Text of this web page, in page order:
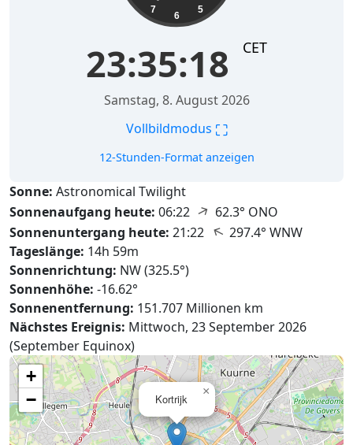
5
6
7
23:35:19 CET
Samstag, 8. August 2026
Vollbildmodus ⛶
12-Stunden-Format anzeigen
Sonne: Astronomical Twilight
Sonnenaufgang heute: 06:22 ↑ 62.3° ONO
Sonnenuntergang heute: 21:22 ↑297.4° WNW
Tageslänge: 14h 59m
Sonnenrichtung: NW (325.5°)
Sonnenhöhe: -16.62°
Sonnenentfernung: 151.707 Millionen km
Nächstes Ereignis: Mittwoch, 23 September 2026
(September Equinox)
Kortrijk
×
+
−